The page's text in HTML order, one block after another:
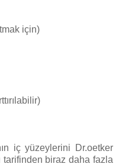
için)
iç yüzeylerini Dr.oetker
tarifinden biraz daha fazla